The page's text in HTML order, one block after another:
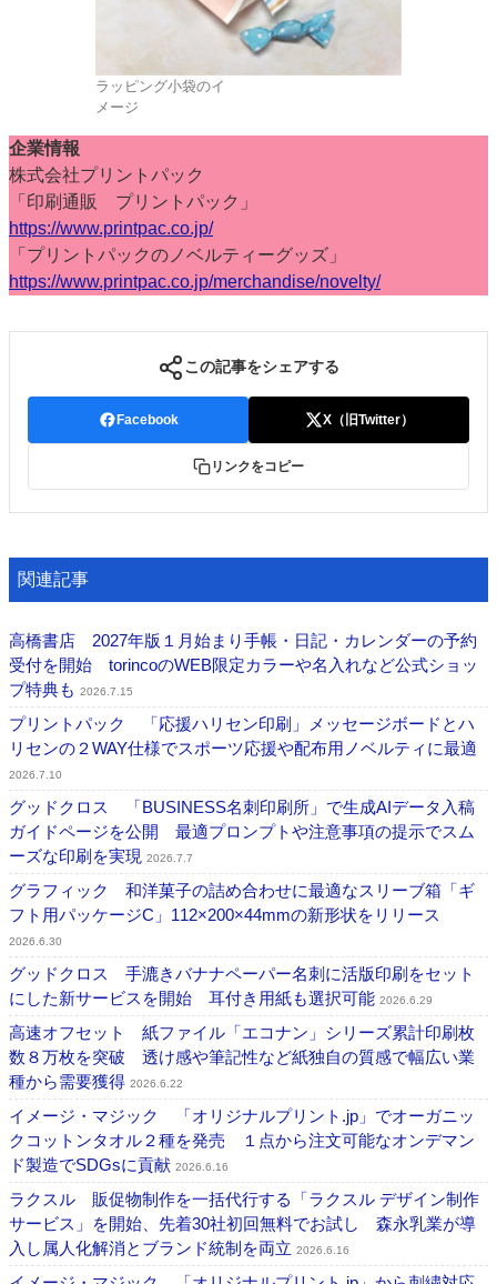
ラッピング小袋のイ
メージ
企業情報
株式会社プリントパック
「印刷通販 プリントパック」
https://www.printpac.co.jp/
「プリントパックのノベルティーグッズ」
https://www.printpac.co.jp/merchandise/novelty/
この記事をシェアする
Facebook X（旧Twitter）
リンクをコピー
関連記事
高橋書店 2027年版１月始まり手帳・日記・カレンダーの予約
受付を開始 torincoのWEB限定カラーや名入れなど公式ショッ
プ特典も 2026.7.15
プリントパック 「応援ハリセン印刷」メッセージボードとハ
リセンの２WAY仕様でスポーツ応援や配布用ノベルティに最適
2026.7.10
グッドクロス 「BUSINESS名刺印刷所」で生成AIデータ入稿
ガイドページを公開 最適プロンプトや注意事項の提示でスム
ーズな印刷を実現 2026.7.7
グラフィック 和洋菓子の詰め合わせに最適なスリーブ箱「ギ
フト用パッケージC」112×200×44mmの新形状をリリース
2026.6.30
グッドクロス 手漉きバナナペーパー名刺に活版印刷をセット
にした新サービスを開始 耳付き用紙も選択可能 2026.6.29
高速オフセット 紙ファイル「エコナン」シリーズ累計印刷枚
数８万枚を突破 透け感や筆記性など紙独自の質感で幅広い業
種から需要獲得 2026.6.22
イメージ・マジック 「オリジナルプリント.jp」でオーガニッ
クコットンタオル２種を発売 １点から注文可能なオンデマン
ド製造でSDGsに貢献 2026.6.16
ラクスル 販促物制作を一括代行する「ラクスル デザイン制作
サービス」を開始、先着30社初回無料でお試し 森永乳業が導
入し属人化解消とブランド統制を両立 2026.6.16